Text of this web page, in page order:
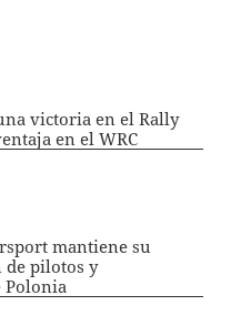
victoria en el Rally
en el WRC
mantiene su
de pilotos y
Polonia